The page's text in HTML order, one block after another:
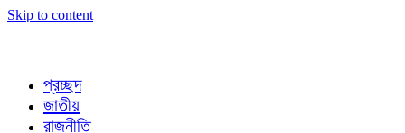
Skip to content
প্রচ্ছদ
জাতীয়
রাজনীতি